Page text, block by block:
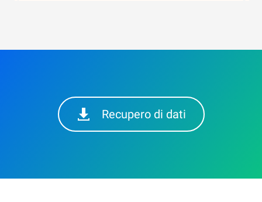
Recupero di dati